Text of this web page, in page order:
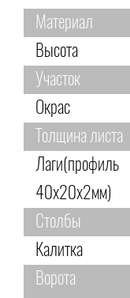
Материал
Высота
Участок
Окрас
Толщина листа
Лаги(профиль
40х20х2мм)
Столбы
Калитка
Ворота